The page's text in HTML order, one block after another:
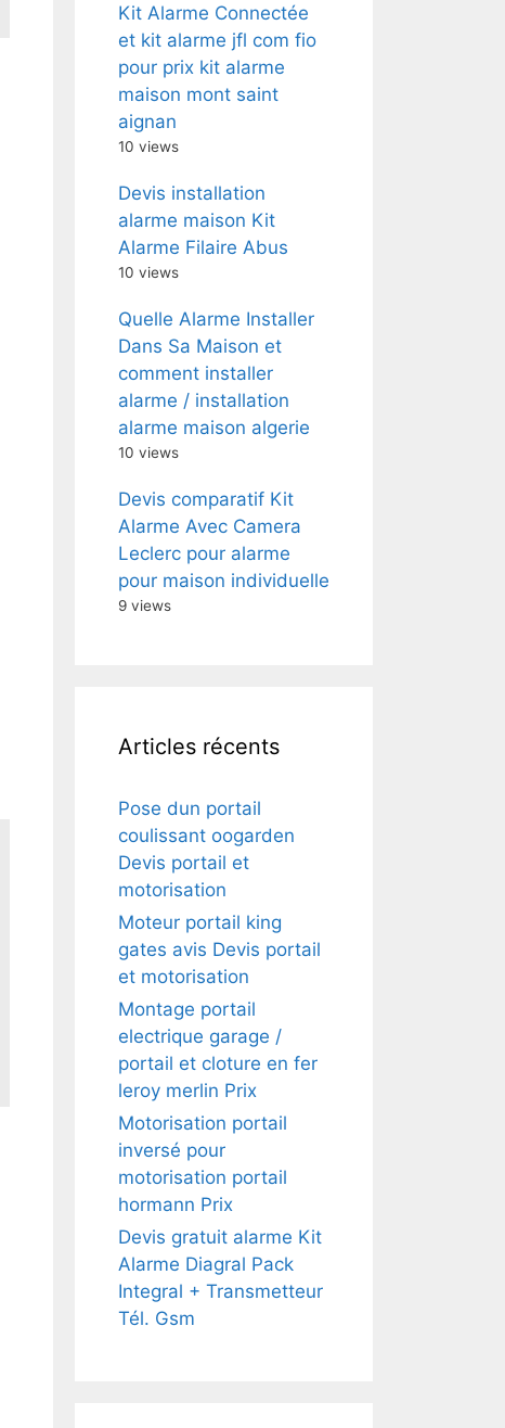
Kit Alarme Connectée
et kit alarme jfl com fio
pour prix kit alarme
maison mont saint
aignan
10 views
Devis installation
alarme maison Kit
Alarme Filaire Abus
10 views
Quelle Alarme Installer
Dans Sa Maison et
comment installer
alarme / installation
alarme maison algerie
10 views
Devis comparatif Kit
Alarme Avec Camera
Leclerc pour alarme
pour maison individuelle
9 views
Articles récents
Pose dun portail
coulissant oogarden
Devis portail et
motorisation
Moteur portail king
gates avis Devis portail
et motorisation
Montage portail
electrique garage /
portail et cloture en fer
leroy merlin Prix
Motorisation portail
inversé pour
motorisation portail
hormann Prix
Devis gratuit alarme Kit
Alarme Diagral Pack
Integral + Transmetteur
Tél. Gsm